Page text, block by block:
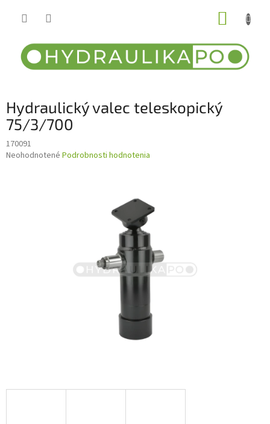
Hydraulický valec teleskopický
75/3/700
170091
Priemerné
Neohodnotené Podrobnosti hodnotenia